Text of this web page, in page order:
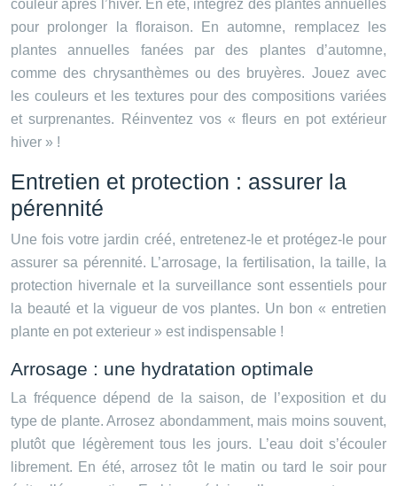
couleur après l’hiver. En été, intégrez des plantes annuelles
pour prolonger la floraison. En automne, remplacez les
plantes annuelles fanées par des plantes d’automne,
comme des chrysanthèmes ou des bruyères. Jouez avec
les couleurs et les textures pour des compositions variées
et surprenantes. Réinventez vos « fleurs en pot extérieur
hiver » !
Entretien et protection : assurer la
pérennité
Une fois votre jardin créé, entretenez-le et protégez-le pour
assurer sa pérennité. L’arrosage, la fertilisation, la taille, la
protection hivernale et la surveillance sont essentiels pour
la beauté et la vigueur de vos plantes. Un bon « entretien
plante en pot exterieur » est indispensable !
Arrosage : une hydratation optimale
La fréquence dépend de la saison, de l’exposition et du
type de plante. Arrosez abondamment, mais moins souvent,
plutôt que légèrement tous les jours. L’eau doit s’écouler
librement. En été, arrosez tôt le matin ou tard le soir pour